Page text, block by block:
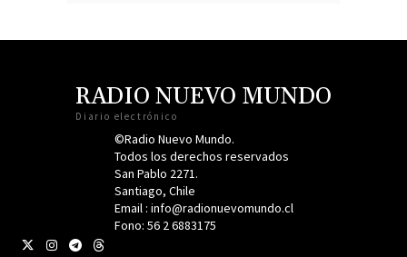
RADIO NUEVO MUNDO
Diario electrónico
©Radio Nuevo Mundo.
Todos los derechos reservados
San Pablo 2271.
Santiago, Chile
Email : info@radionuevomundo.cl
Fono: 56 2 6883175